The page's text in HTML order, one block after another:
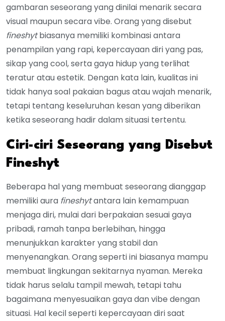
gambaran seseorang yang dinilai menarik secara
visual maupun secara vibe. Orang yang disebut
fineshytbiasanya memiliki kombinasi antara
penampilan yang rapi, kepercayaan diri yang pas,
sikap yang cool, serta gaya hidup yang terlihat
teratur atau estetik. Dengan kata lain, kualitas ini
tidak hanya soal pakaian bagus atau wajah menarik,
tetapi tentang keseluruhan kesan yang diberikan
ketika seseorang hadir dalam situasi tertentu.
Ciri-ciri Seseorang yang Disebut
Fineshyt
Beberapa hal yang membuat seseorang dianggap
memiliki aura fineshytantara lain kemampuan
menjaga diri, mulai dari berpakaian sesuai gaya
pribadi, ramah tanpa berlebihan, hingga
menunjukkan karakter yang stabil dan
menyenangkan. Orang seperti ini biasanya mampu
membuat lingkungan sekitarnya nyaman. Mereka
tidak harus selalu tampil mewah, tetapi tahu
bagaimana menyesuaikan gaya dan vibe dengan
situasi. Hal kecil seperti kepercayaan diri saat